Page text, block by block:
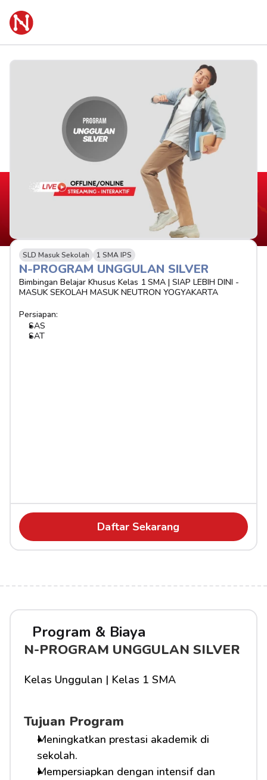
SLD Masuk Sekolah 1 SMA IPS
N-PROGRAM UNGGULAN SILVER
Bimbingan Belajar Khusus Kelas 1 SMA | SIAP LEBIH DINI -
MASUK SEKOLAH MASUK NEUTRON YOGYAKARTA
Persiapan:
SAS
SAT
Daftar Sekarang
Program & Biaya
N-PROGRAM UNGGULAN SILVER
Kelas Unggulan | Kelas 1 SMA
Tujuan Program
Meningkatkan prestasi akademik di
sekolah.
Mempersiapkan dengan intensif dan